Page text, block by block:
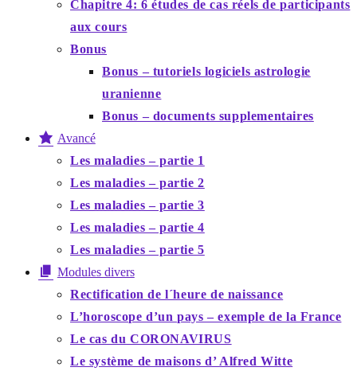
Chapitre 4: 6 études de cas réels de participants
aux cours
Bonus
Bonus – tutoriels logiciels astrologie
uranienne
Bonus – documents supplementaires
Avancé
Les maladies – partie 1
Les maladies – partie 2
Les maladies – partie 3
Les maladies – partie 4
Les maladies – partie 5
Modules divers
Rectification de l´heure de naissance
L’horoscope d’un pays – exemple de la France
Le cas du CORONAVIRUS
Le système de maisons d’ Alfred Witte